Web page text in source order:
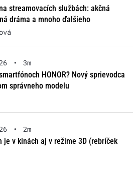
streamovacích službách: akčná
dráma a mnoho ďalšieho
•
3m
HONOR? Nový sprievodca
správneho modelu
•
2m
je v kinách aj v režime 3D (rebríček